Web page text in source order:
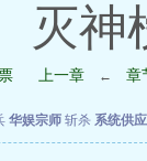
灭神
上一章 ← 章
华娱宗师 斩杀 系统供